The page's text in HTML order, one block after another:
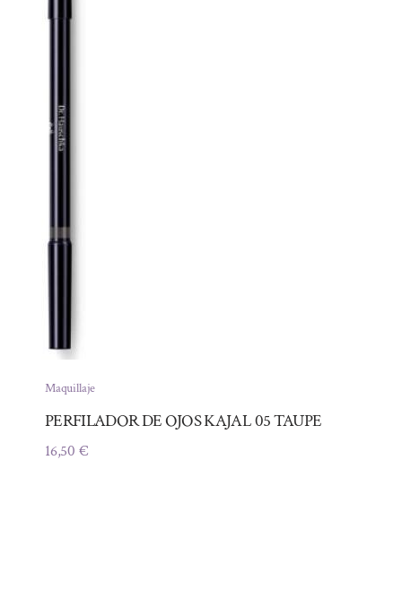
Maquillaje
PERFILADOR DE OJOS KAJAL 05 TAUPE
16,50 €